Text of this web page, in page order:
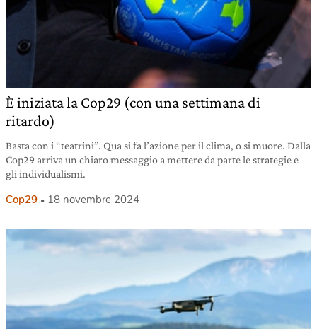
È iniziata la Cop29 (con una settimana di
ritardo)
Basta con i “teatrini”. Qua si fa l’azione per il clima, o si muore. Dalla
Cop29 arriva un chiaro messaggio a mettere da parte le strategie e
gli individualismi.
Cop29 18 novembre 2024